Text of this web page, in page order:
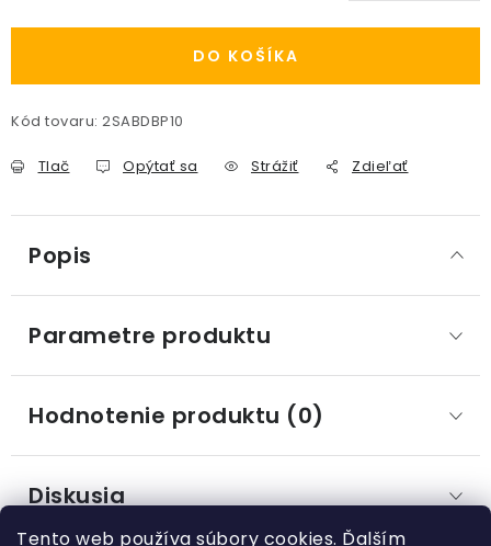
Tento web používa súbory cookies. Ďalším
DO KOŠÍKA
Kód tovaru: 2SABDBP10
Tlač Opýtať sa Strážiť Zdieľať
Popis
Parametre produktu
Hodnotenie produktu (0)
Diskusia